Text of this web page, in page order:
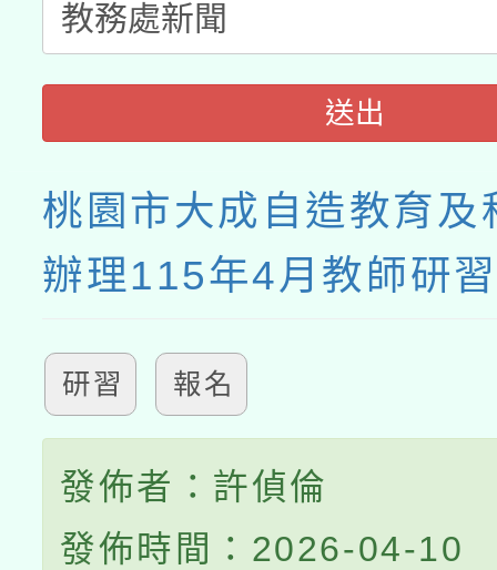
送出
桃園市大成自造教育及
辦理115年4月教師研習
研習 報名
發佈者：許偵倫
發佈時間：2026-04-10